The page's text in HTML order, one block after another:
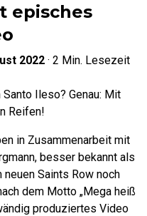
episches
2022 · 2 Min. Lesezeit
Ileso? Genau: Mit
Reifen!
in Zusammenarbeit mit
besser bekannt als
Saints Row noch
dem Motto „Mega heiß
produziertes Video